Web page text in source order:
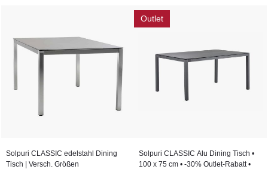
Solpuri CLASSIC edelstahl Dining
Tisch | Versch. Größen
Outlet
Solpuri CLASSIC Alu Dining Tisch •
100 x 75 cm • -30% Outlet-Rabatt •